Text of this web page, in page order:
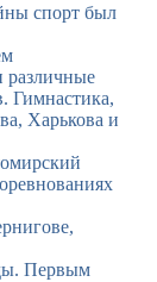
спорт был
различные
Гимнастика,
Харькова и
Первым